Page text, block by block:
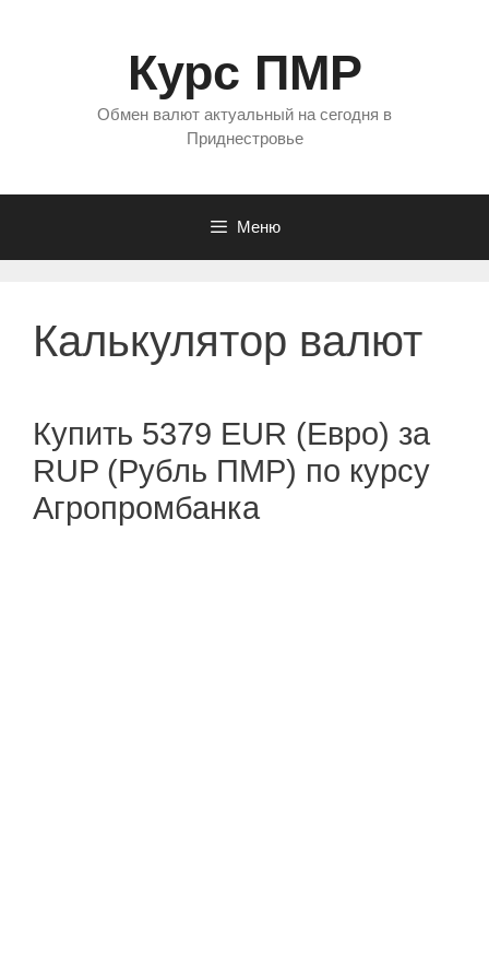
Курс ПМР
Обмен валют актуальный на сегодня в
Приднестровье
Меню
Калькулятор валют
Купить 5379 EUR (Евро) за
RUP (Рубль ПМР) по курсу
Агропромбанка